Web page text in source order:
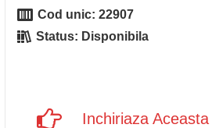
Cod unic:22907
Status: Disponibila
Inchiriaza